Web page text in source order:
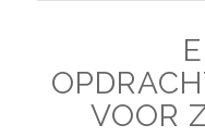
VOOR